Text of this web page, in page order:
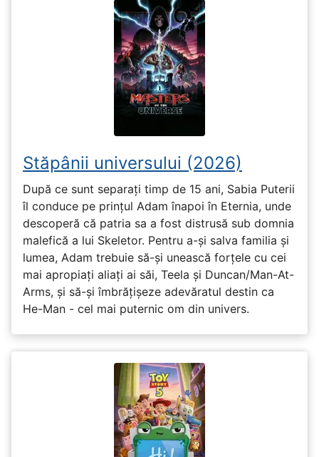
Stăpânii universului (2026)
După ce sunt separați timp de 15 ani, Sabia Puterii
îl conduce pe prințul Adam înapoi în Eternia, unde
descoperă că patria sa a fost distrusă sub domnia
malefică a lui Skeletor. Pentru a-și salva familia și
lumea, Adam trebuie să-și unească forțele cu cei
mai apropiați aliați ai săi, Teela și Duncan/Man-At-
Arms, și să-și îmbrățișeze adevăratul destin ca
He-Man - cel mai puternic om din univers.